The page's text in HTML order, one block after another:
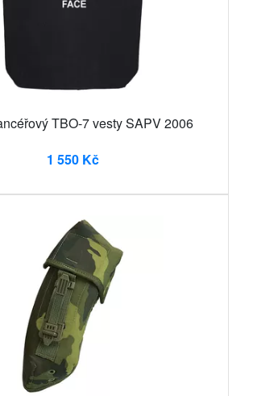
TBO-7 vesty SAPV 2006
1 550 Kč